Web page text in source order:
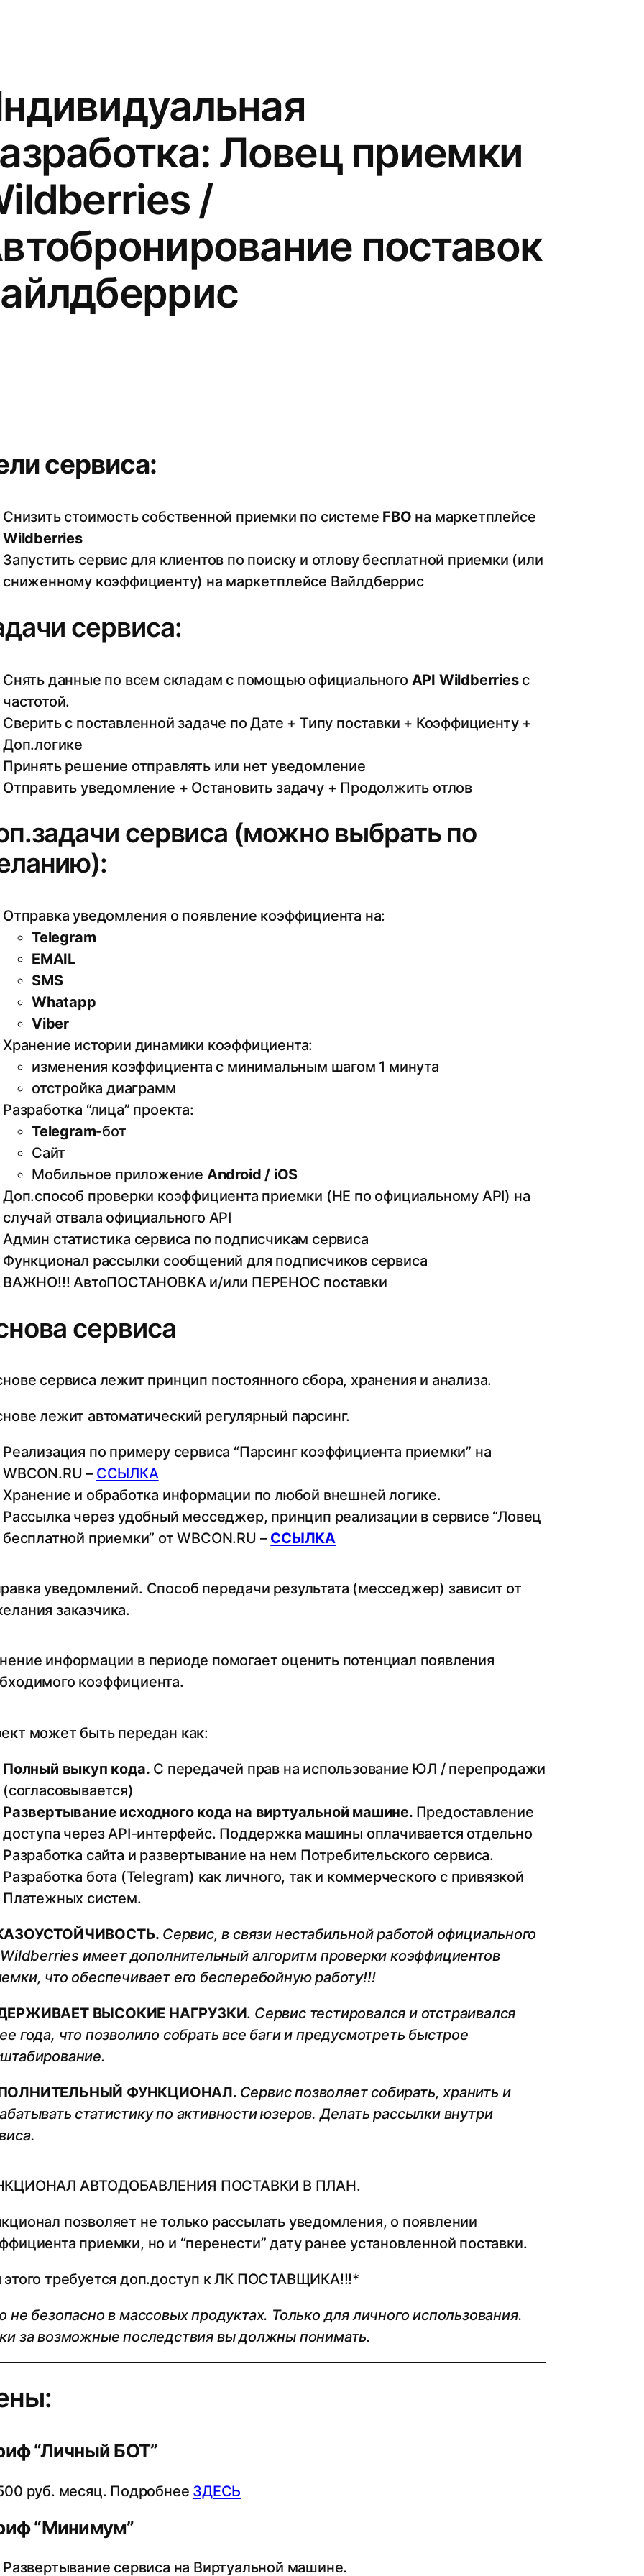
Ловец приемки
/
поставок
сервиса:
Снизить стоимость собственной приемки по системе FBO на маркетплейсе
Wildberries
Запустить сервис для клиентов по поиску и отлову бесплатной приемки (или
сниженному коэффициенту) на маркетплейсе Вайлдберрис
сервиса:
Снять данные по всем складам с помощью официального API Wildberriesс
частотой.
Сверить с поставленной задаче по Дате + Типу поставки + Коэффициенту +
Доп.логике
Принять решение отправлять или нет уведомление
Отправить уведомление + Остановить задачу + Продолжить отлов
сервиса (можно выбрать по
Отправка уведомления о появление коэффициента на:
Telegram
EMAIL
SMS
Whatapp
Viber
Хранение истории динамики коэффициента:
изменения коэффициента с минимальным шагом 1 минута
отстройка диаграмм
Разработка “лица” проекта:
Telegram-бот
Сайт
Мобильное приложение Android / iOS
Доп.способ проверки коэффициента приемки (НЕ по официальному API) на
случай отвала официального API
Админ статистика сервиса по подписчикам сервиса
Функционал рассылки сообщений для подписчиков сервиса
ВАЖНО!!! АвтоПОСТАНОВКА и/или ПЕРЕНОС поставки
сервиса
сервиса лежит принцип постоянного сбора, хранения и анализа.
лежит автоматический регулярный парсинг.
Реализация по примеру сервиса “Парсинг коэффициента приемки” на
WBCON.RU – ССЫЛКА
Хранение и обработка информации по любой внешней логике.
Рассылка через удобный месседжер, принцип реализации в сервисе “Ловец
бесплатной приемки” от WBCON.RU – ССЫЛКА
уведомлений. Способ передачи результата (месседжер) зависит от
заказчика.
информации в периоде помогает оценить потенциал появления
коэффициента.
может быть передан как:
Полный выкуп кода. С передачей прав на использование ЮЛ / перепродажи
(согласовывается)
Развертывание исходного кода на виртуальной машине. Предоставление
доступа через API-интерфейс. Поддержка машины оплачивается отдельно
Разработка сайта и развертывание на нем Потребительского сервиса.
Разработка бота (Telegram) как личного, так и коммерческого с привязкой
Платежных систем.
Сервис, в связи нестабильной работой официального
имеет дополнительный алгоритм проверки коэффициентов
что обеспечивает его бесперебойную работу!!!
ВЫСОКИЕ НАГРУЗКИ. Сервис тестировался и отстраивался
года, что позволило собрать все баги и предусмотреть быстрое
ФУНКЦИОНАЛ. Сервис позволяет собирать, хранить и
статистику по активности юзеров. Делать рассылки внутри
АВТОДОБАВЛЕНИЯ ПОСТАВКИ В ПЛАН.
позволяет не только рассылать уведомления, о появлении
приемки, но и “перенести” дату ранее установленной поставки.
этого требуется доп.доступ к ЛК ПОСТАВЩИКА!!!*
не безопасно в массовых продуктах. Только для личного использования.
за возможные последствия вы должны понимать.
“Личный БОТ”
руб. месяц. Подробнее ЗДЕСЬ
“Минимум”
Развертывание сервиса на Виртуальной машине.